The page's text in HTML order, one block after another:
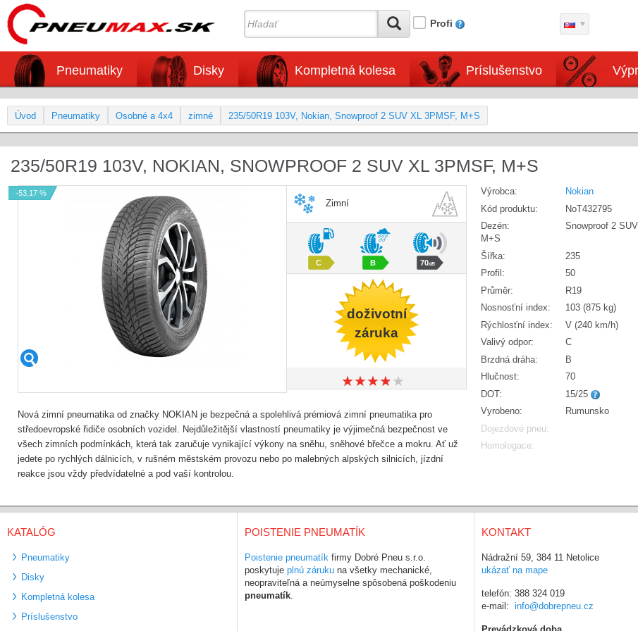
Profi
Pneumatiky Disky Kompletná kolesa Príslušenstvo
Úvod Pneumatiky Osobné a 4x4 zimné 235/50R19 103V, Nokian, Snowproof 2 SUV XL 3PMSF, M+S
235/50R19 103V, NOKIAN, SNOWPROOF 2 SUV XL 3PMSF, M+S
-53,17 %
Zimní
C B 70dB
doživotní
záruka
★★★★★
★★★★★
Nová zimní pneumatika od značky NOKIAN je bezpečná a spolehlivá prémiová zimní pneumatika pro
středoevropské řidiče osobních vozidel. Nejdůležitější vlastností pneumatiky je výjimečná bezpečnost ve
všech zimních podmínkách, která tak zaručuje vynikající výkony na sněhu, sněhové břečce a mokru. Ať už
jedete po rychlých dálnicích, v rušném městském provozu nebo po malebných alpských silnicích, jízdní
reakce jsou vždy předvídatelné a pod vaší kontrolou.
Výrobca:
Nokian
Kód produktu:
NoT432795
Dezén:
Snowproof 2
M+S
Šířka:
235
Profil:
50
Průměr:
R19
Nosnosťní index:
103 (875 kg)
Rýchlosťní index:
V (240 km/h)
Valivý odpor:
C
Brzdná dráha:
B
Hlučnost:
70
DOT:
15/25
Vyrobeno:
Rumunsko
Dojezdové pneu:
Homologace:
KATALÓG
Pneumatiky
Disky
Kompletná kolesa
Príslušenstvo
POISTENIE PNEUMATÍK
Poistenie pneumatík firmy Dobré Pneu s.r.o.
poskytuje plnú záruku na všetky mechanické,
neopraviteľná a neúmyselne spôsobená poškodeniu
pneumatík.
KONTAKT
Nádražní 59, 384 11 Netolice
ukázať na mape
telefón: 388 324 019
e-mail: info@dobrepneu.cz